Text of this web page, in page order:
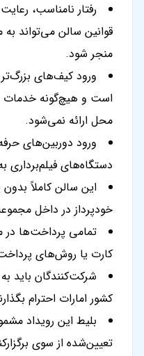
رفتار نامناسب،
قوانین سالن می‌تواند به
منجر شود.
است و هیچ‌گونه خدمات
محل ارائه نمی‌شود.
ورود دوربین‌های
دستگاه‌های
این سالن کاملاً
خودپرداز در داخل
تمامی پرداخت‌ها
کارت یا روش‌های
شرکت‌کنندگان باید
کشور امارات احترام
بلیط این رویداد
تعیین‌شده از سوی